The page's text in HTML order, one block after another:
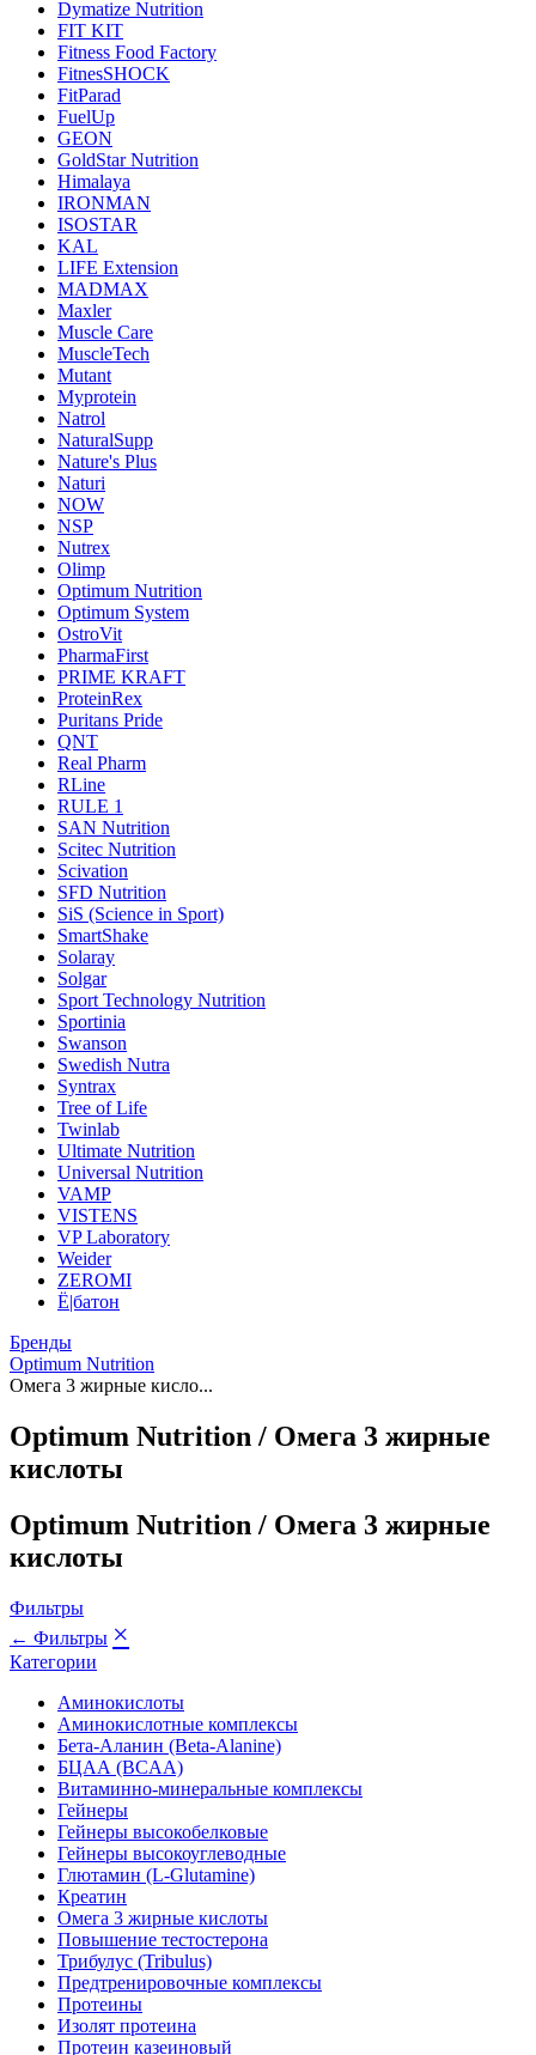
Dymatize Nutrition
FIT KIT
Fitness Food Factory
FitnesSHOCK
FitParad
FuelUp
GEON
GoldStar Nutrition
Himalaya
IRONMAN
ISOSTAR
KAL
LIFE Extension
MADMAX
Maxler
Muscle Care
MuscleTech
Mutant
Myprotein
Natrol
NaturalSupp
Nature's Plus
Naturi
NOW
NSP
Nutrex
Olimp
Optimum Nutrition
Optimum System
OstroVit
PharmaFirst
PRIME KRAFT
ProteinRex
Puritans Pride
QNT
Real Pharm
RLine
RULE 1
SAN Nutrition
Scitec Nutrition
Scivation
SFD Nutrition
SiS (Science in Sport)
SmartShake
Solaray
Solgar
Sport Technology Nutrition
Sportinia
Swanson
Swedish Nutra
Syntrax
Tree of Life
Twinlab
Ultimate Nutrition
Universal Nutrition
VAMP
VISTENS
VP Laboratory
Weider
ZEROMI
Ё|батон
Бренды
Optimum Nutrition
Омега 3 жирные кисло...
Optimum Nutrition / Омега 3 жирные
кислоты
Optimum Nutrition / Омега 3 жирные
кислоты
Фильтры
← Фильтры ×
Категории
Аминокислоты
Аминокислотные комплексы
Бета-Аланин (Beta-Alanine)
БЦАА (BCAA)
Витаминно-минеральные комплексы
Гейнеры
Гейнеры высокобелковые
Гейнеры высокоуглеводные
Глютамин (L-Glutamine)
Креатин
Омега 3 жирные кислоты
Повышение тестостерона
Трибулус (Tribulus)
Предтренировочные комплексы
Протеины
Изолят протеина
Протеин казеиновый